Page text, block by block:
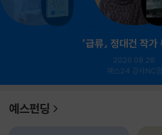
『급류』 정대건 작
2026.08.28.
예스24 강서NC점
예스펀딩